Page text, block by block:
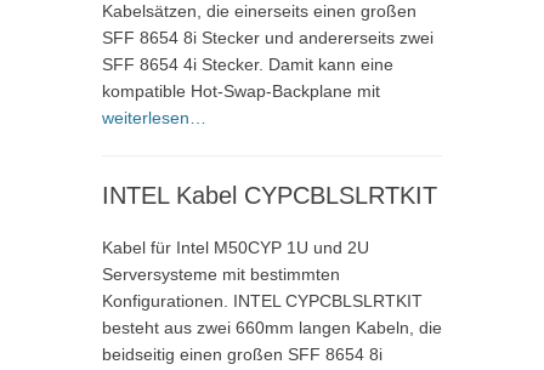
Kabelsätzen, die einerseits einen großen
SFF 8654 8i Stecker und andererseits zwei
SFF 8654 4i Stecker. Damit kann eine
kompatible Hot-Swap-Backplane mit
weiterlesen…
INTEL Kabel CYPCBLSLRTKIT
Kabel für Intel M50CYP 1U und 2U
Serversysteme mit bestimmten
Konfigurationen. INTEL CYPCBLSLRTKIT
besteht aus zwei 660mm langen Kabeln, die
beidseitig einen großen SFF 8654 8i